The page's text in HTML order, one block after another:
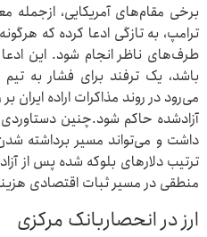
برخی مقام‌های آمریکایی، ازجمله
ترامپ، به تازگی ادعا کرده که
طرف‌های ناظر انجام شود. این
باشد، یک ترفند برای فشار به تیم
می‌رود در روند مذاکرات اراده ایران
آزادشده حاکم شود.‌چنین
داشت و می‌تواند مسیر برداشته
ترتیب دلارهای بلوکه شده پس از
منطقی در مسیر ثبات اقتصادی
ارز در انحصاربانک مرکزی ‌